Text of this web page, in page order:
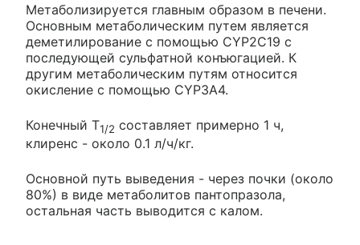
Метаболизируется главным образом в печени.
Основным метаболическим путем является
деметилирование с помощью CYP2C19 с
последующей сульфатной конъюгацией. К
другим метаболическим путям относится
окисление с помощью CYP3A4.
Конечный T1/2 составляет примерно 1 ч,
клиренс - около 0.1 л/ч/кг.
Основной путь выведения - через почки (около
80%) в виде метаболитов пантопразола,
остальная часть выводится с калом.